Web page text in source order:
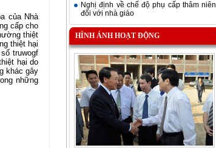
của Nhà
cấp cho
thiệt
thiệt hại
truwogf
hại do
khác gây
những
Nghị định về chế độ phụ cấp thâm niên
đối với nhà giáo
HÌNH ẢNH HOẠT ĐỘNG